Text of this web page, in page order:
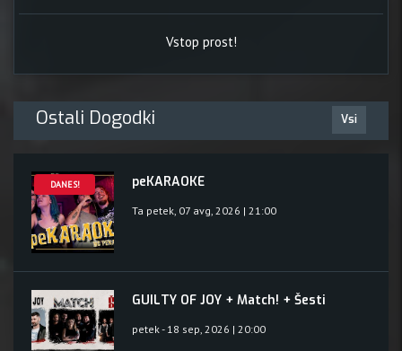
Vstop prost!
Ostali Dogodki Vsi
DANES! peKARAOKE
Ta petek, 07 avg, 2026 | 21:00
GUILTY OF JOY + Match! + Šesti
petek - 18 sep, 2026 | 20:00